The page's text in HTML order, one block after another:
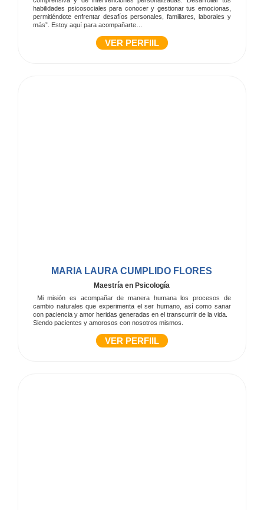
habilidades psicosociales para conocer y gestionar tus emocionas,
permitiéndote enfrentar desafíos personales, familiares, laborales y
más”. Estoy aquí para acompañarte…
VER PERFIIL
MARIA LAURA CUMPLIDO FLORES
Maestría en Psicología
Mi misión es acompañar de manera humana los procesos de
cambio naturales que experimenta el ser humano, así como sanar
con paciencia y amor heridas generadas en el transcurrir de la vida.
Siendo pacientes y amorosos con nosotros mismos.
VER PERFIIL